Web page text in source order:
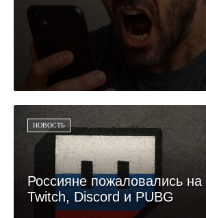
НОВОСТЬ
Россияне пожаловались на
Twitch, Discord и PUBG